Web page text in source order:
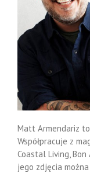
Matt Armendariz
Współpracuje z
Coastal Living,
jego zdjęcia